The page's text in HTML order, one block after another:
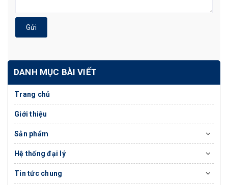
Gửi
DANH MỤC BÀI VIẾT
Trang chủ
Giới thiệu
Sản phẩm
Hệ thống đại lý
Tin tức chung